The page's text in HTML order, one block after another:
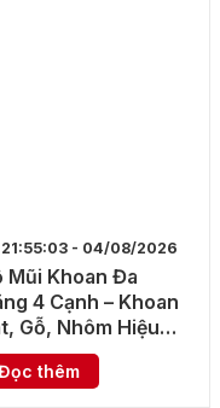
21:55:03 - 04/08/2026
Mũi Khoan Đa
4 Cạnh – Khoan
Gỗ, Nhôm Hiệu
thêm